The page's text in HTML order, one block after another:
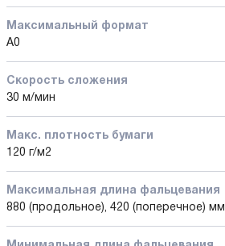
Максимальный формат
А0
Скорость сложения
30 м/мин
Макс. плотность бумаги
120 г/м2
Максимальная длина фальцевания
880 (продольное), 420 (поперечное) мм